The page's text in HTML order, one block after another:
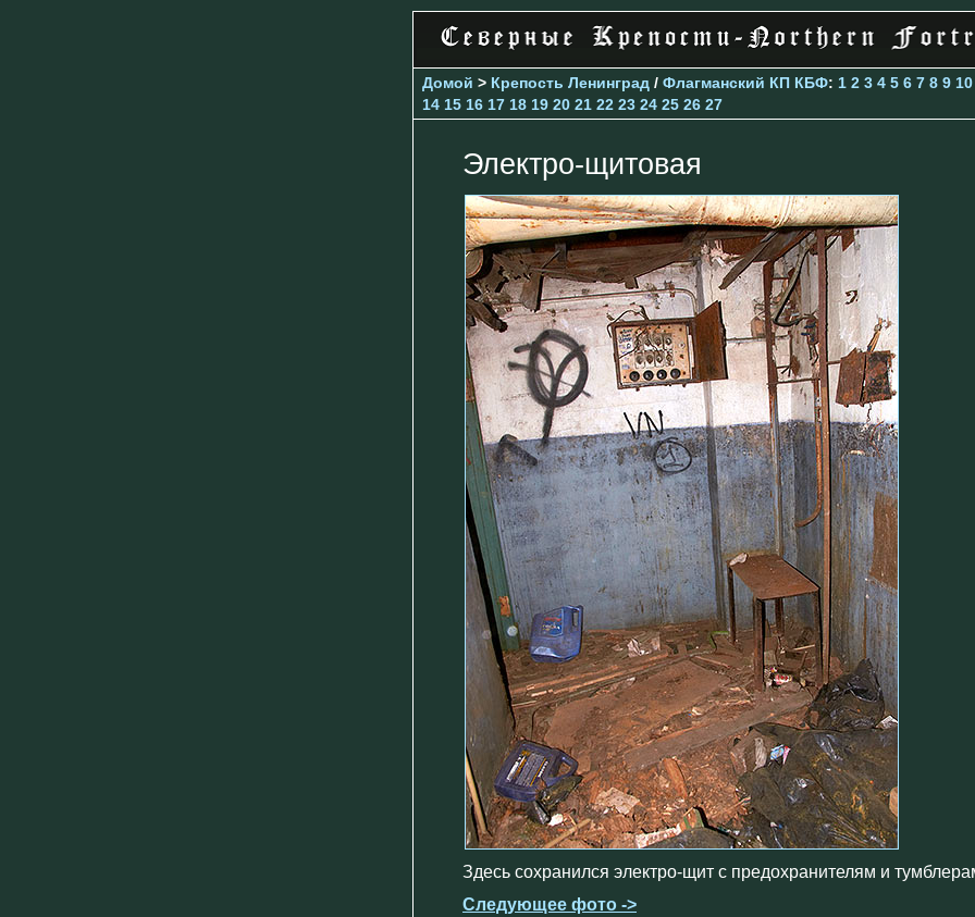
Домой > Крепость Ленинград / Флагманский КП КБФ: 1 2 3 4 5 6 7 8 9 10
14 15 16 17 18 19 20 21 22 23 24 25 26 27
Электро-щитовая
Здесь сохранился электро-щит с предохранителям и
Следующее фото ->